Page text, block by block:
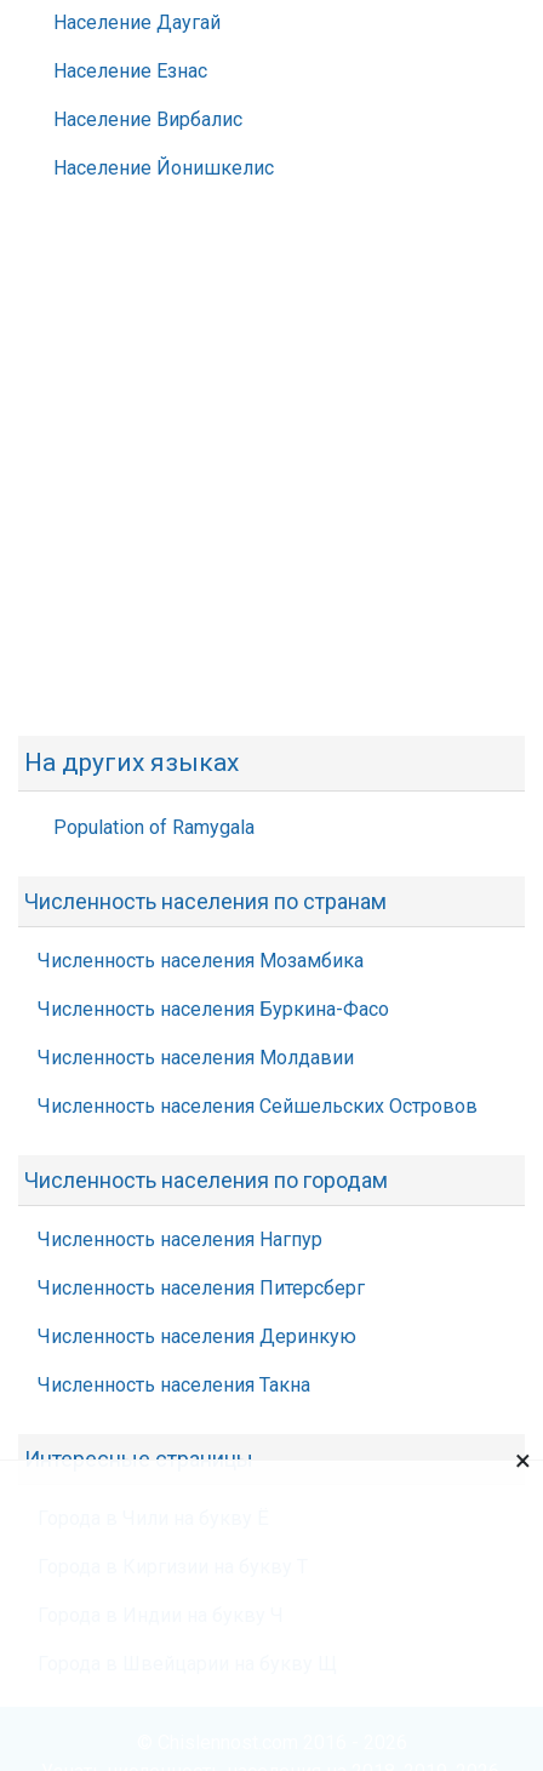
Население Даугай
Население Езнас
Население Вирбалис
Население Йонишкелис
На других языках
Population of Ramygala
Численность населения по странам
Численность населения Мозамбика
Численность населения Буркина-Фасо
Численность населения Молдавии
Численность населения Сейшельских Островов
Численность населения по городам
Численность населения Нагпур
Численность населения Питерсберг
Численность населения Деринкую
Численность населения Такна
Интересные страницы ×